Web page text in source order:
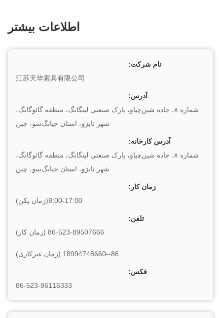
اطلاعات بیشتر
نام شرکت:
江苏天华索具有限公司
آدرس:
شماره ۸، جاده شین‌چیاو، پارک صنعتی لینگانگ، منطقه گائوگانگ،
شهر تایژو، استان جیانگ‌سو، چین
آدرس کارخانه:
شماره ۸، جاده شین‌چیاو، پارک صنعتی لینگانگ، منطقه گائوگانگ،
شهر تایژو، استان جیانگ‌سو، چین
زمان کار:
8:00-17:00(زمان پکن)
تلفن:
86-523-89507666 (زمان کار)
86--18994748660 (زمان غیرکاری)
فکس:
86-523-86116333